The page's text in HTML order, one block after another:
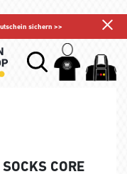
sichern >>
CORE